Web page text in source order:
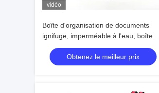
vidéo
Boîte d'organisation de documents
ignifuge, imperméable à l'eau, boîte de
stockage de fichiers de grande
capacité avec certificat de verrouillage
et porte-billons, sac de document
Obtenez le meilleur prix